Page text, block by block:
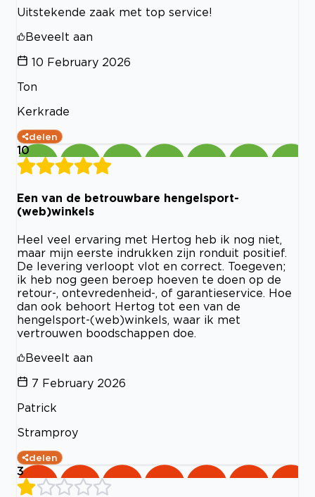
Uitstekende zaak met top service!
Beveelt aan
10 February 2026
Ton
Kerkrade
delen
10
Een van de betrouwbare hengelsport-
(web)winkels
Heel veel ervaring met Hertog heb ik nog niet,
maar mijn eerste indrukken zijn ronduit positief.
De levering verloopt vlot en correct. Toegeven;
ik heb nog geen beroep hoeven te doen op de
retour-, ontevredenheid-, of garantieservice. Hoe
dan ook behoort Hertog tot een van de
hengelsport-(web)winkels, waar ik met
vertrouwen boodschappen doe.
Beveelt aan
7 February 2026
Patrick
Stramproy
delen
3